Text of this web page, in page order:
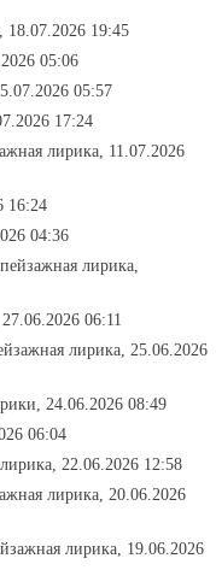
18.07.2026 19:45
05:06
05:57
17:24
лирика, 11.07.2026
16:24
04:36
лирика,
06:11
лирика, 25.06.2026
24.06.2026 08:49
06:04
22.06.2026 12:58
лирика, 20.06.2026
лирика, 19.06.2026